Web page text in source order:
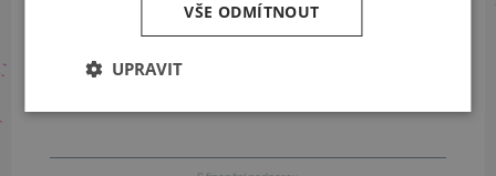
Informace o programu
+420 257 310 414
VŠE ODMÍTNOUT
UPRAVIT